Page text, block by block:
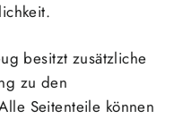
besitzt zusätzliche
zu den
Seitenteile können